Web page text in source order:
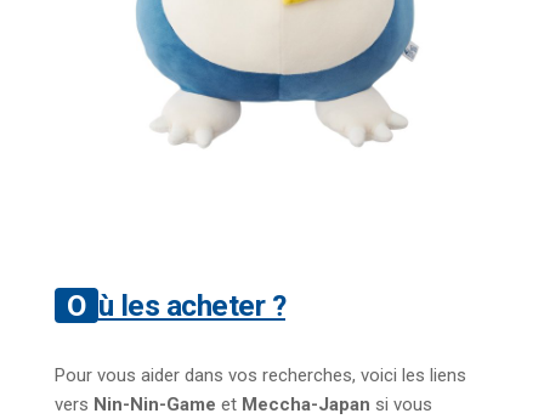
Où les acheter ?
Pour vous aider dans vos recherches, voici les liens
vers Nin-Nin-Game et Meccha-Japan si vous